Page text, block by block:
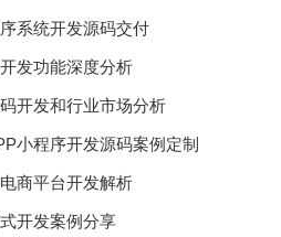
系统开发源码交付
发功能深度分析
开发和行业市场分析
小程序开发源码案例定制
商平台开发解析
开发案例分享